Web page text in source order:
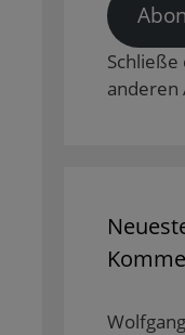
Schließe
anderen